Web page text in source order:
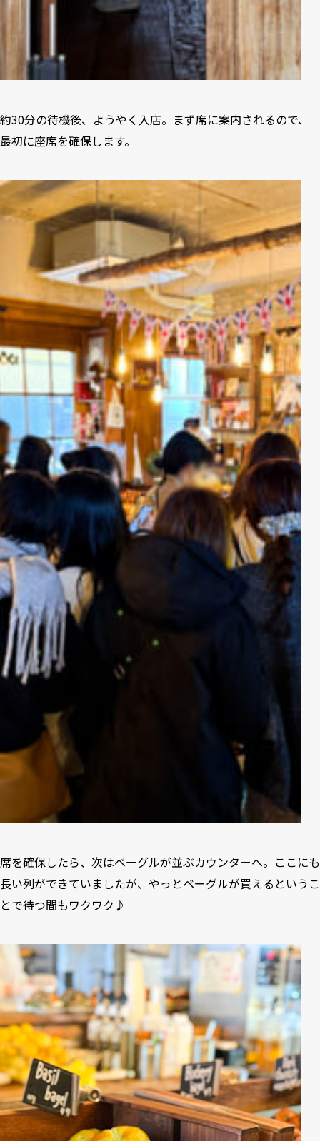
約30分の待機後、ようやく入店。まず席に案内されるので、
最初に座席を確保します。
席を確保したら、次はベーグルが並ぶカウンターへ。ここにも
長い列ができていましたが、やっとベーグルが買えるというこ
とで待つ間もワクワク♪